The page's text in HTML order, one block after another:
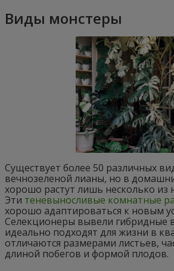
Виды монстеры
Существует более 50 различных
вечнозеленой лианы, но в
хорошо растут лишь несколько из
Эти теневыносливые комнатные
хорошо адаптироваться к новым
Селекционеры вывели гибридные
идеально подходят для жизни в
отличаются размерами листьев,
длиной побегов и формой плодов.